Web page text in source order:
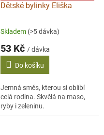
Dětské bylinky Eliška
Skladem (>5 dávka)
53 Kč / dávka
Do košíku
Jemná směs, kterou si oblíbí
celá rodina. Skvělá na maso,
ryby i zeleninu.